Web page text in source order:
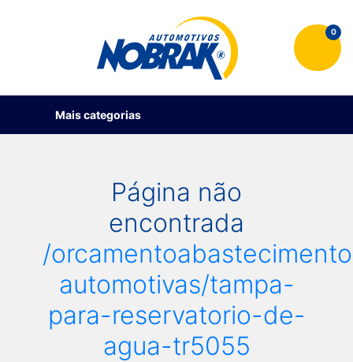
0
Mais categorias
Página não
encontrada
/
automotivas/tampa-
para-reservatorio-de-
agua-tr5055